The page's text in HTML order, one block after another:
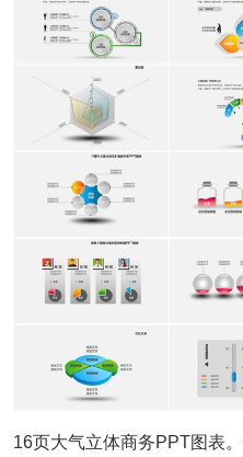
16页大气立体商务PPT图表